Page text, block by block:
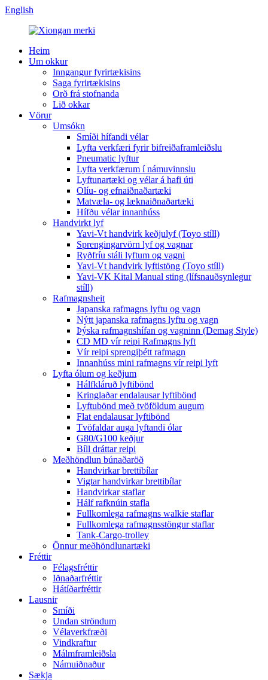
English
Heim
Um okkur
Inngangur fyrirtækisins
Saga fyrirtækisins
Orð frá stofnanda
Lið okkar
Vörur
Umsókn
Smíði hífandi vélar
Lyfta verkfæri fyrir bifreiðaframleiðslu
Pneumatic lyftur
Lyfta verkfærum í námuvinnslu
Lyftunartæki og vélar á hafi úti
Olíu- og efnaiðnaðartæki
Matvæla- og læknaiðnaðartæki
Hífðu vélar innanhúss
Handvirkt lyf
Yavi-Vt handvirk keðjulyf (Toyo stíll)
Sprengingarvörn lyf og vagnar
Ryðfríu stáli lyftum og vagni
Yavi-Vt handvirk lyftistöng (Toyo stíll)
Yavi-VK Kital Manual sting (lífsnauðsynlegur
stíll)
Rafmagnsheit
Japanska rafmagns lyftu og vagn
Nýtt japanska rafmagns lyftu og vagn
Þýska rafmagnshífan og vagninn (Demag Style)
CD MD vír reipi Rafmagns lyft
Vír reipi sprengiþétt rafmagn
Innanhúss mini rafmagns vír reipi lyft
Lyfta ólum og keðjum
Hálfkláruð lyftibönd
Kringlaðar endalausar lyftibönd
Lyftubönd með tvöföldum augum
Flat endalausar lyftibönd
Tvöfaldar auga lyftandi ólar
G80/G100 keðjur
Bíll dráttar reipi
Meðhöndlun búnaðaröð
Handvirkar brettibílar
Vigtar handvirkar brettibílar
Handvirkar staflar
Hálf rafknúin stafla
Fullkomlega rafmagns walkie staflar
Fullkomlega rafmagnsstöngur staflar
Tank-Cargo-trolley
Önnur meðhöndlunartæki
Fréttir
Félagsfréttir
Iðnaðarfréttir
Hátíðarfréttir
Lausnir
Smíði
Undan ströndum
Vélaverkfræði
Vindkraftur
Málmframleiðsla
Námuiðnaður
Sækja